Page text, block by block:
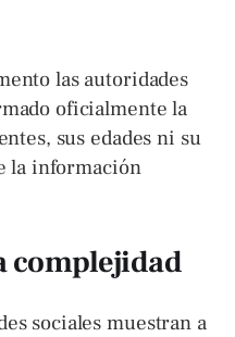
las autoridades
oficialmente la
sus edades ni su
la información
complejidad
sociales muestran a